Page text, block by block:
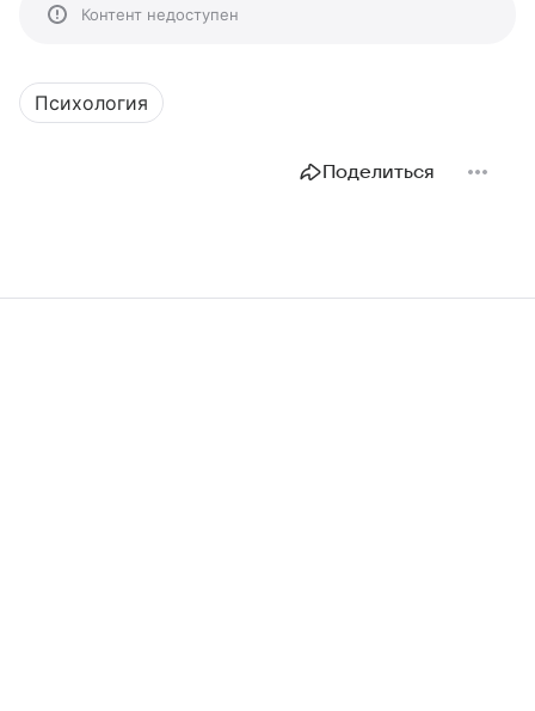
Контент недоступен
Психология
Поделиться